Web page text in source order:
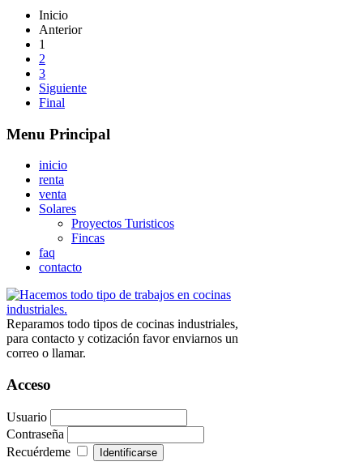
Inicio
Anterior
1
2
3
Siguiente
Final
Menu Principal
inicio
renta
venta
Solares
Proyectos Turisticos
Fincas
faq
contacto
Reparamos todo tipos de cocinas industriales,
para contacto y cotización favor enviarnos un
correo o llamar.
Acceso
Usuario
Contraseña
Recuérdeme